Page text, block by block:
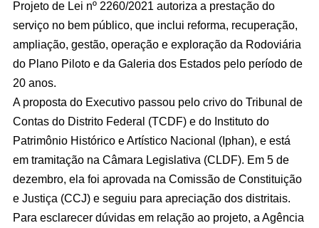
Projeto de Lei nº 2260/2021 autoriza a prestação do
serviço no bem público, que inclui reforma, recuperação,
ampliação, gestão, operação e exploração da Rodoviária
do Plano Piloto e da Galeria dos Estados pelo período de
20 anos.
A proposta do Executivo passou pelo crivo do Tribunal de
Contas do Distrito Federal (TCDF) e do Instituto do
Patrimônio Histórico e Artístico Nacional (Iphan), e está
em tramitação na Câmara Legislativa (CLDF). Em 5 de
dezembro, ela foi aprovada na Comissão de Constituição
e Justiça (CCJ) e seguiu para apreciação dos distritais.
Para esclarecer dúvidas em relação ao projeto, a Agência